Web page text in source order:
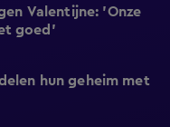
Valentijne: 'Onze
goed'
hun geheim met